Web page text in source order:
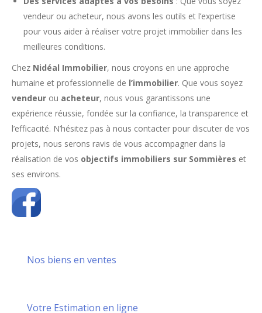
vendeur ou acheteur, nous avons les outils et l’expertise
pour vous aider à réaliser votre projet immobilier dans les
meilleures conditions.
Chez Nidéal Immobilier, nous croyons en une approche
humaine et professionnelle de l’immobilier. Que vous soyez
vendeur ou acheteur, nous vous garantissons une
expérience réussie, fondée sur la confiance, la transparence et
l’efficacité. N’hésitez pas à nous contacter pour discuter de vos
projets, nous serons ravis de vous accompagner dans la
réalisation de vos objectifs immobiliers sur Sommières et
ses environs.
Nos biens en ventes
Votre Estimation en ligne